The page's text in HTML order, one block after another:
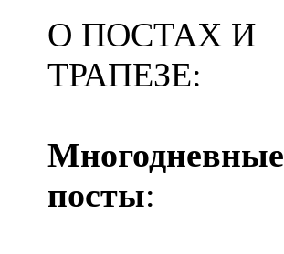
О ПОСТАХ И
ТРАПЕЗЕ:
Многодневные
посты: